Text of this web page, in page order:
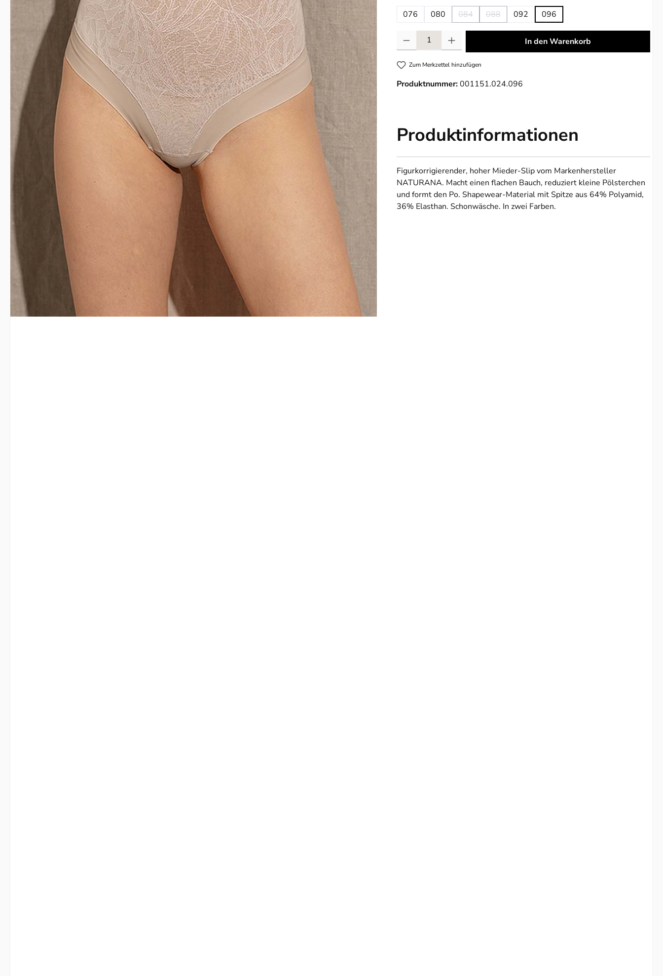
076
080 084(Diese Option ist zurzeit nicht verfügbar.)
088(Diese Option ist zurzeit nicht verfügbar.)
092 096
Produkt Anzahl: Gib den gewünschten Wert ein oder benutze die Schaltflächen um
In den Warenkorb
Zum Merkzettel hinzufügen
Produktnummer:001151.024.096
Produktinformationen
Figurkorrigierender, hoher Mieder-Slip vom Markenhersteller
NATURANA. Macht einen flachen Bauch, reduziert kleine Pölsterchen
und formt den Po. Shapewear-Material mit Spitze aus 64% Polyamid,
36% Elasthan. Schonwäsche. In zwei Farben.